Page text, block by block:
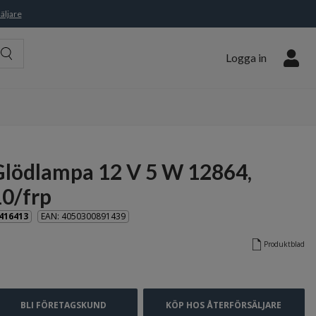
Logga in
12 V 5 W 12864,
frp
EAN: 4050300891439
Produktblad
BLI FÖRETAGSKUND KÖP HOS ÅTERFÖRSÄLJARE